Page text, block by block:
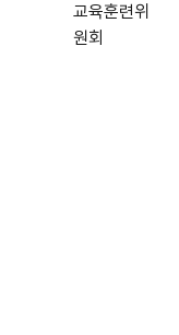
교육훈련위
원회